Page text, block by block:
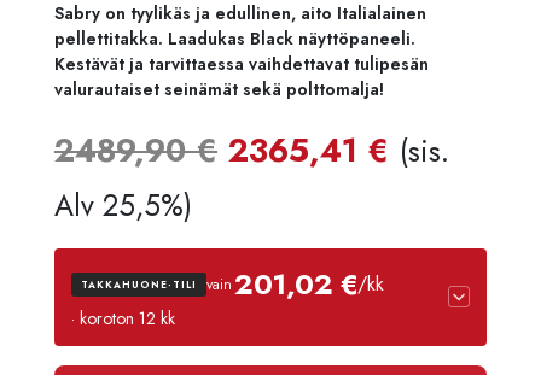
Sabry on tyylikäs ja edullinen, aito Italialainen
pellettitakka. Laadukas Black näyttöpaneeli.
Kestävät ja tarvittaessa vaihdettavat tulipesän
valurautaiset seinämät sekä polttomalja!
2489,90€ Alkuperäinen
oli:
2489,90 €.
2365,41 €
on:
(sis.
Alv 25,5%)
TAKKAHUONE-TILI vain201,02 €/kk
· koroton 12 kk